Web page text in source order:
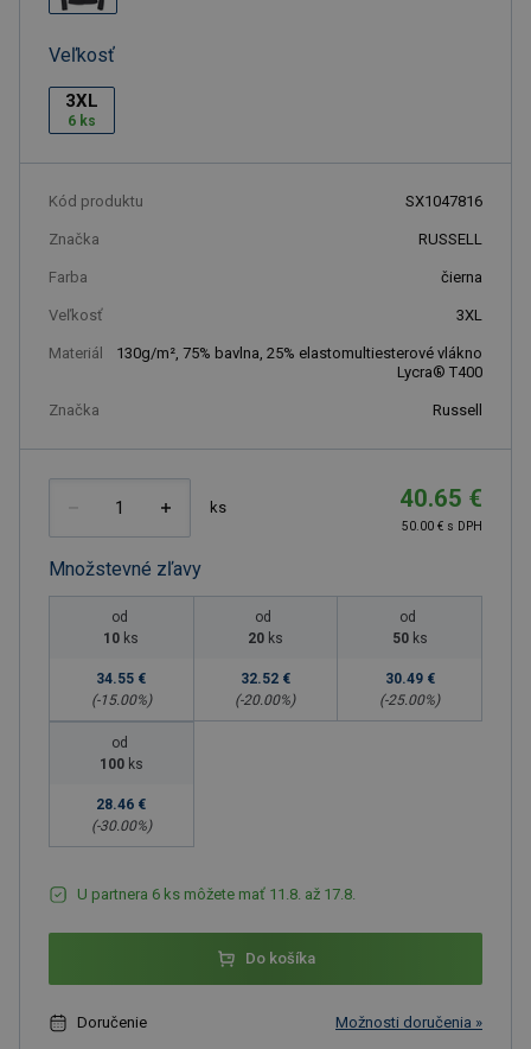
Veľkosť
3XL
6 ks
Kód produktu SX1047816
Značka RUSSELL
Farba čierna
Veľkosť 3XL
Materiál
130g/m², 75% bavlna, 25% elastomultiesterové vlákno
Lycra® T400
Značka Russell
ks 40.65 €
50.00 € s DPH
Množstevné zľavy
od
10 ks
34.55 €
(-15.00%)
od
20 ks
32.52 €
(-20.00%)
od
50 ks
30.49 €
(-25.00%)
od
100 ks
28.46 €
(-30.00%)
U partnera 6 ks môžete mať 11.8. až 17.8.
Do košíka
Doručenie Možnosti doručenia »